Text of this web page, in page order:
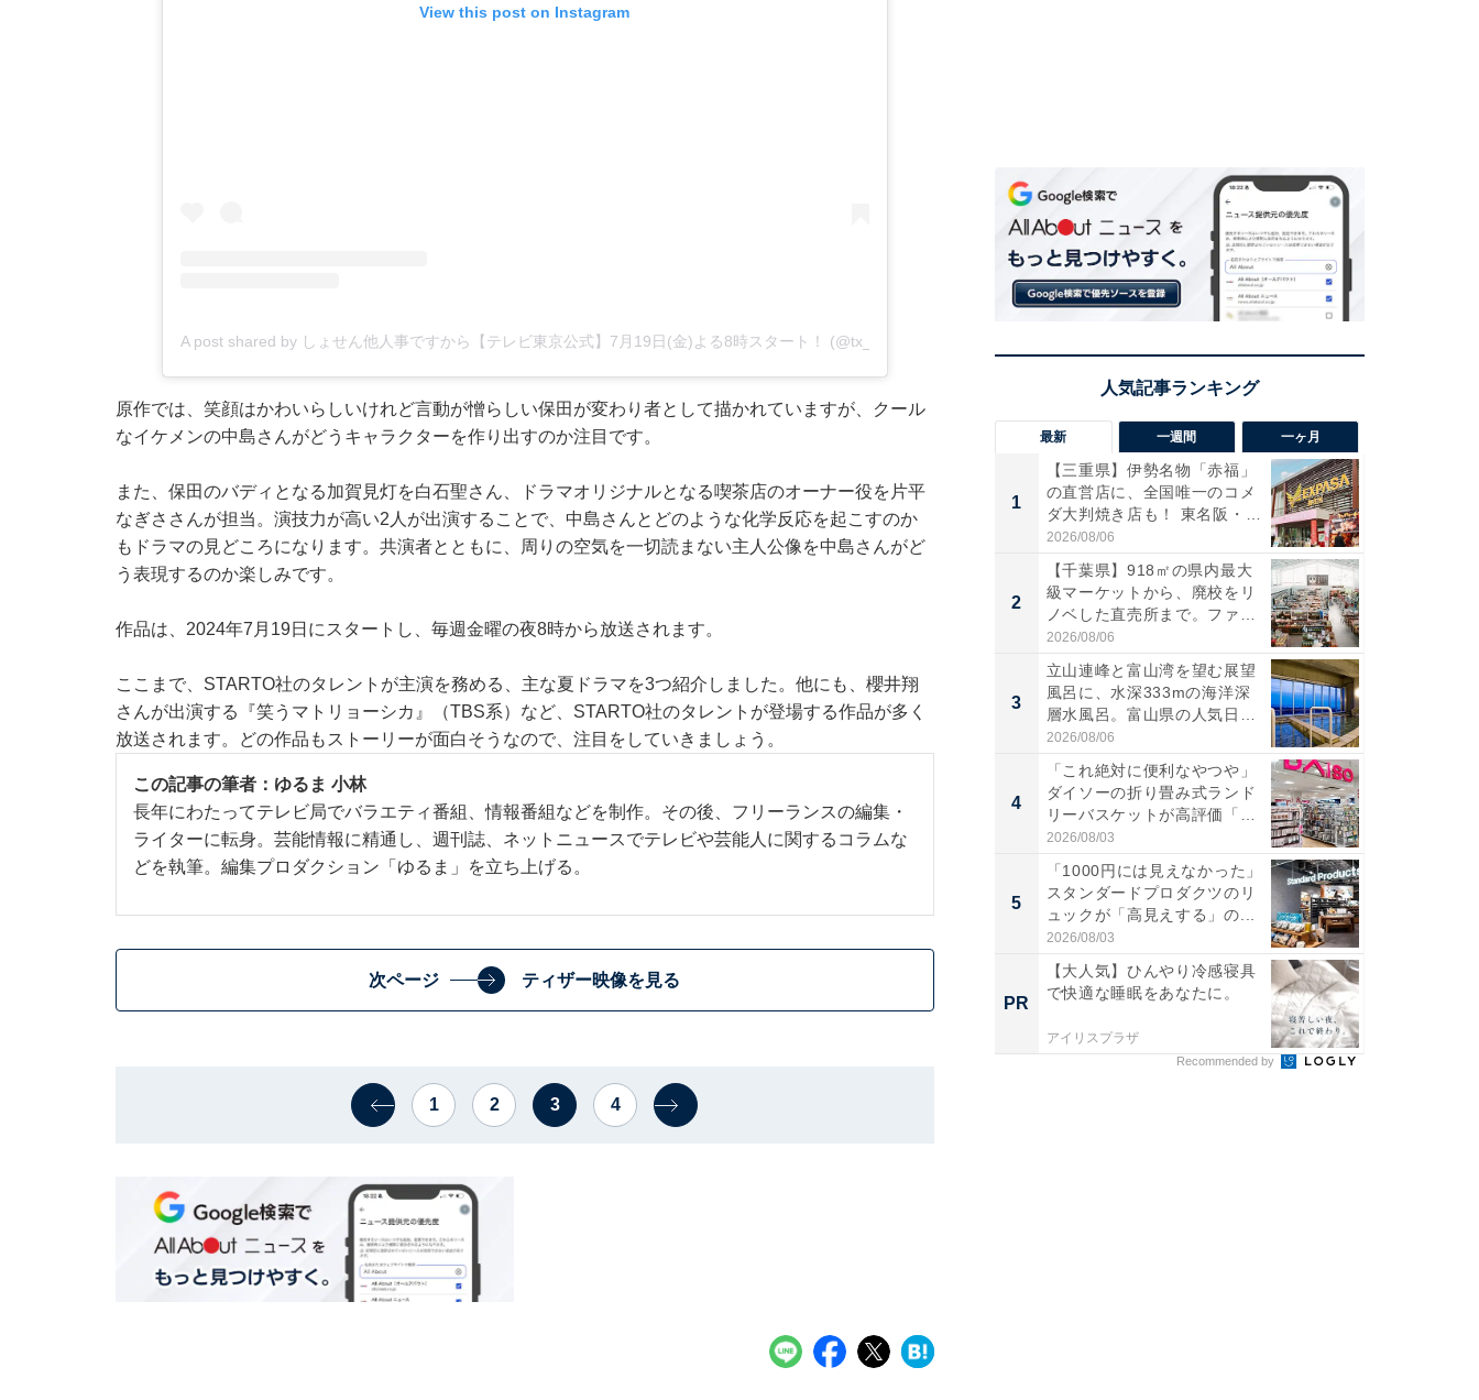
View this post on Instagram
A post shared by しょせん他人事ですから【テレビ東京公式】7月19日(金)よる8時スタート！ (@tx_dorama8)
原作では、笑顔はかわいらしいけれど言動が憎らしい保田が変わり者として描かれていますが、クール
なイケメンの中島さんがどうキャラクターを作り出すのか注目です。
また、保田のバディとなる加賀見灯を白石聖さん、ドラマオリジナルとなる喫茶店のオーナー役を片平
なぎささんが担当。演技力が高い2人が出演することで、中島さんとどのような化学反応を起こすのか
もドラマの見どころになります。共演者とともに、周りの空気を一切読まない主人公像を中島さんがど
う表現するのか楽しみです。
作品は、2024年7月19日にスタートし、毎週金曜の夜8時から放送されます。
ここまで、STARTO社のタレントが主演を務める、主な夏ドラマを3つ紹介しました。他にも、櫻井翔
さんが出演する『笑うマトリョーシカ』（TBS系）など、STARTO社のタレントが登場する作品が多く
放送されます。どの作品もストーリーが面白そうなので、注目をしていきましょう。
この記事の筆者： ゆるま 小林
長年にわたってテレビ局でバラエティ番組、情報番組などを制作。その後、フリーランスの編集・
ライターに転身。芸能情報に精通し、週刊誌、ネットニュースでテレビや芸能人に関するコラムな
どを執筆。編集プロダクション「ゆるま」を立ち上げる。
次ページ ティザー映像を見る
1 2 3 4
最新 一週間 一ヶ月
1
【三重県】伊勢名物「赤福」
の直営店に、全国唯一のコメ
ダ大判焼き店も！ 東名阪・
伊...
2026/08/06
2
【千葉県】918㎡の県内最大
級マーケットから、廃校をリ
ノベした直売所まで。ファ
ー...
2026/08/06
3
立山連峰と富山湾を望む展望
風呂に、水深333mの海洋深
層水風呂。富山県の人気日
帰...
2026/08/06
4
「これ絶対に便利なやつや」
ダイソーの折り畳み式ランド
リーバスケットが高評価「使
わ...
2026/08/03
5
「1000円には見えなかった」
スタンダードプロダクツのリ
ュックが「高見えする」の...
2026/08/03
PR
【大人気】ひんやり冷感寝具
で快適な睡眠をあなたに。
アイリスプラザ
Recommended by